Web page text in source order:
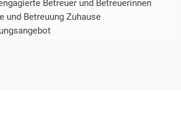
Betreuer und Betreuerinnen
und Betreuung Zuhause